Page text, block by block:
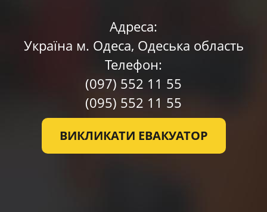
Адреса:
Україна м. Одесa, Одеська область
Телефон:
(097) 552 11 55
(095) 552 11 55
ВИКЛИКАТИ ЕВАКУАТОР